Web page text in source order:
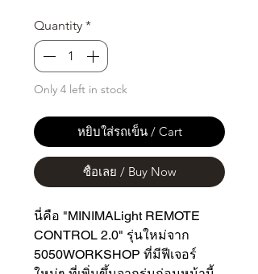
Quantity *
Only 4 left in stock
หยิบใส่รถเข็น / Cart
ซื้อเลย / Buy Now
นี่คือ "MINIMALight REMOTE
CONTROL 2.0" รุ่นใหม่จาก
5050WORKSHOP ที่มีฟีเจอร์